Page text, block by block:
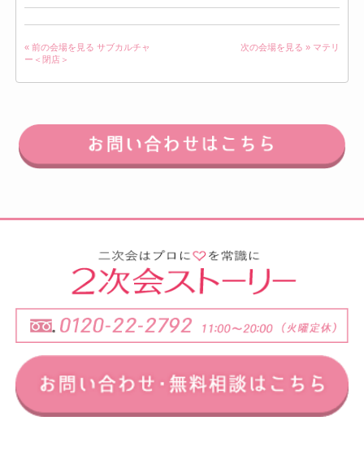
« 前の会場を見る サブカルチャ
ー＜閉店＞
次の会場を見る » マテリ